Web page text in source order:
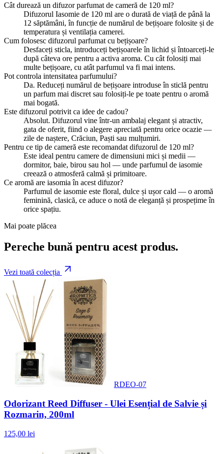
Cât durează un difuzor parfumat de cameră de 120 ml?
Difuzorul Iasomie de 120 ml are o durată de viață de până la
12 săptămâni, în funcție de numărul de bețișoare folosite și de
temperatura și ventilația camerei.
Cum folosesc difuzorul parfumat cu bețișoare?
Desfaceți sticla, introduceți bețișoarele în lichid și întoarceți-le
după câteva ore pentru a activa aroma. Cu cât folosiți mai
multe bețișoare, cu atât parfumul va fi mai intens.
Pot controla intensitatea parfumului?
Da. Reduceți numărul de bețișoare introduse în sticlă pentru
un parfum mai discret sau folosiți-le pe toate pentru o aromă
mai bogată.
Este difuzorul potrivit ca idee de cadou?
Absolut. Difuzorul vine într-un ambalaj elegant și atractiv,
gata de oferit, fiind o alegere apreciată pentru orice ocazie —
zile de naștere, Crăciun, Paști sau mulțumiri.
Pentru ce tip de cameră este recomandat difuzorul de 120 ml?
Este ideal pentru camere de dimensiuni mici și medii —
dormitor, baie, birou sau hol — unde parfumul de iasomie
creează o atmosferă calmă și primitoare.
Ce aromă are iasomia în acest difuzor?
Parfumul de iasomie este floral, dulce și ușor cald — o aromă
feminină, clasică, ce aduce o notă de eleganță și prospețime în
orice spațiu.
Mai poate plăcea
Pereche bună pentru acest produs.
Vezi toată colecția
RDEO-07
Odorizant Reed Diffuser - Ulei Esențial de Salvie și
Rozmarin, 200ml
125,00 lei